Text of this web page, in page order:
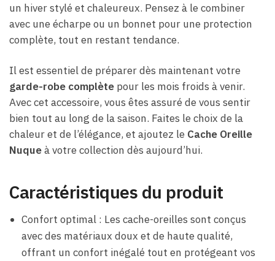
un hiver stylé et chaleureux. Pensez à le combiner
avec une écharpe ou un bonnet pour une protection
complète, tout en restant tendance.
Il est essentiel de préparer dès maintenant votre
garde-robe complète pour les mois froids à venir.
Avec cet accessoire, vous êtes assuré de vous sentir
bien tout au long de la saison. Faites le choix de la
chaleur et de l’élégance, et ajoutez le Cache Oreille
Nuqueà votre collection dès aujourd’hui.
Caractéristiques du produit
Confort optimal : Les cache-oreilles sont conçus
avec des matériaux doux et de haute qualité,
offrant un confort inégalé tout en protégeant vos